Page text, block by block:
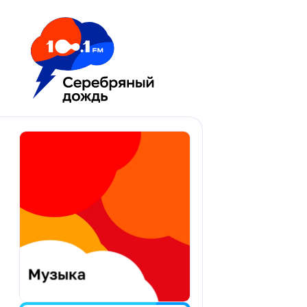
Москва 100.1 FM
Апатиты
Екатеринбург
Калининград
Калуга